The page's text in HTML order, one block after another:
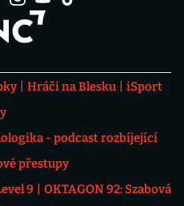
Hráči na Blesku
iSport
- podcast rozbíjející
přestupy
9
OKTAGON 92: Szabová